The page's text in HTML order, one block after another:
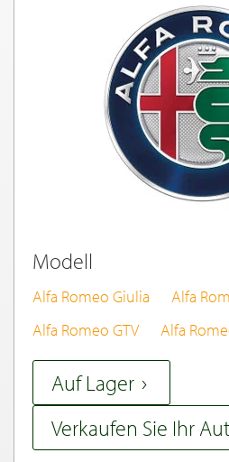
Modell
Alfa Romeo Giulia
Alfa
Alfa Romeo GTV
Alfa
Auf Lager
Verkaufen Sie Ihr